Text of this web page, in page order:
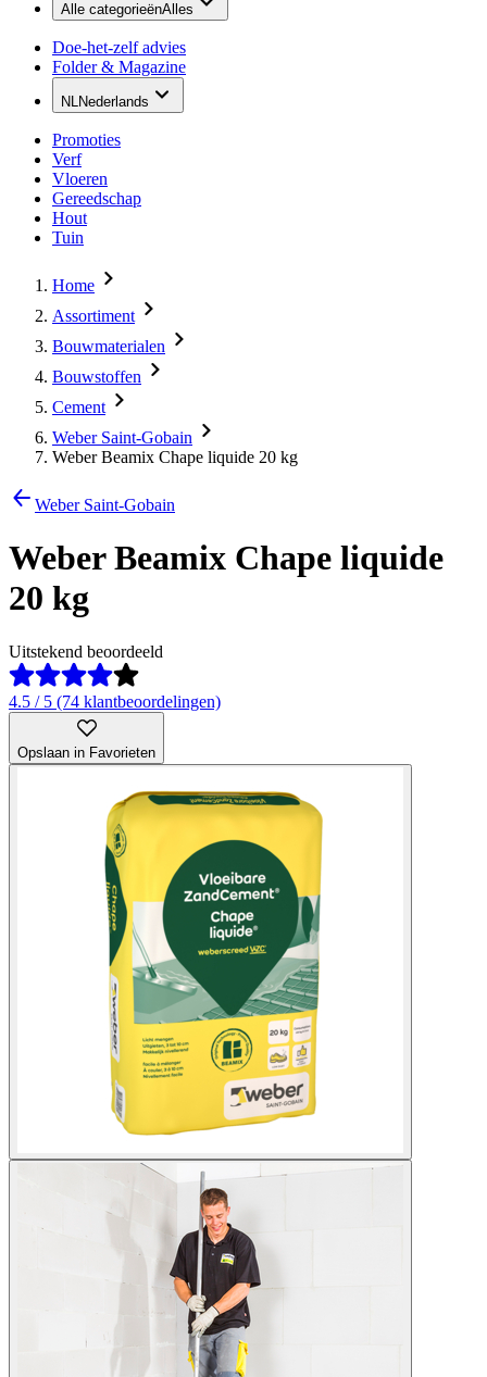
Alle categorieënAlles
Doe-het-zelf advies
Folder & Magazine
NLNederlands
Promoties
Verf
Vloeren
Gereedschap
Hout
Tuin
Home
Assortiment
Bouwmaterialen
Bouwstoffen
Cement
Weber Saint-Gobain
Weber Beamix Chape liquide 20 kg
Weber Saint-Gobain
Weber Beamix Chape liquide
20 kg
Uitstekend beoordeeld
4.5 / 5 (74 klantbeoordelingen)
Opslaan in Favorieten